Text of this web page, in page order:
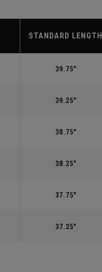
STANDARD LENGTH
39.75"
39.25"
38.75"
38.25"
37.75"
37.25"